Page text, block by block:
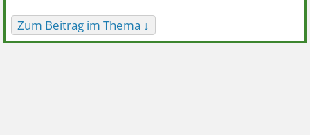
Zum Beitrag im Thema ↓